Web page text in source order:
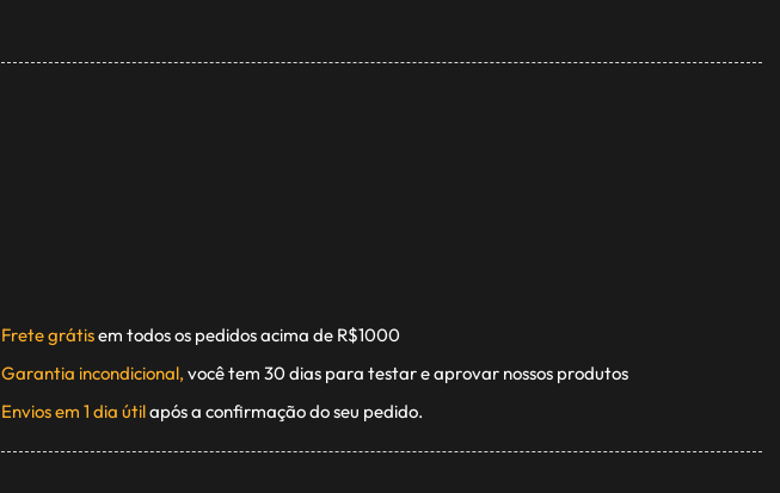
Frete grátisem todos os pedidos acima de R$1000
Garantia incondicional, você tem 30 dias para testar e aprovar nossos produtos
Envios em 1 dia útilapós a confirmação do seu pedido.